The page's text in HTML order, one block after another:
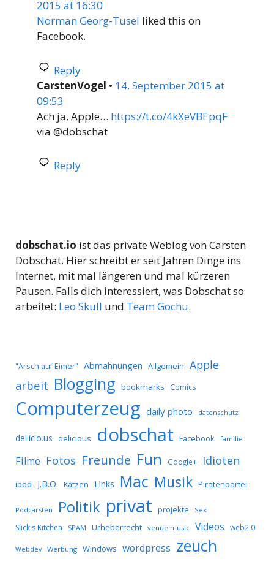
2015 at 16:30
Norman Georg-Tusel liked this on
Facebook.
Reply
CarstenVogel • 14. September 2015 at
09:53
Ach ja, Apple… https://t.co/4kXeVBEpqF
via @dobschat
Reply
dobschat.io ist das private Weblog von Carsten
Dobschat. Hier schreibt er seit Jahren Dinge ins
Internet, mit mal längeren und mal kürzeren
Pausen. Falls dich interessiert, was Dobschat so
arbeitet: Leo Skull und Team Gochu.
"Arsch auf Eimer" Abmahnungen Allgemein Apple
arbeit Blogging bookmarks Comics
Computerzeug daily photo datenschutz
del.icio.us delicious dobschat Facebook familie
Filme Fotos Freunde Fun Google+ Idioten
ipod J.B.O. Katzen Links Mac Musik Piratenpartei
Podcarsten Politik privat projekte Sex
Slick's Kitchen SPAM Urheberrecht venue music Videos web2.0
Webdev Werbung Windows wordpress zeuch